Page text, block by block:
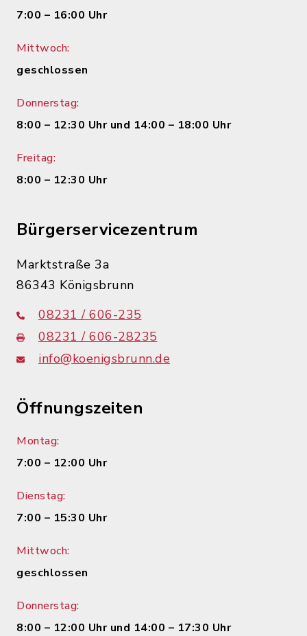
7:00 – 16:00 Uhr
Mittwoch:
geschlossen
Donnerstag:
8:00 – 12:30 Uhr und 14:00 – 18:00 Uhr
Freitag:
8:00 – 12:30 Uhr
Bürgerservicezentrum
Marktstraße 3a
86343 Königsbrunn
08231 / 606-235
08231 / 606-28235
info@koenigsbrunn.de
Öffnungszeiten
Montag:
7:00 – 12:00 Uhr
Dienstag:
7:00 – 15:30 Uhr
Mittwoch:
geschlossen
Donnerstag:
8:00 – 12:00 Uhr und 14:00 – 17:30 Uhr